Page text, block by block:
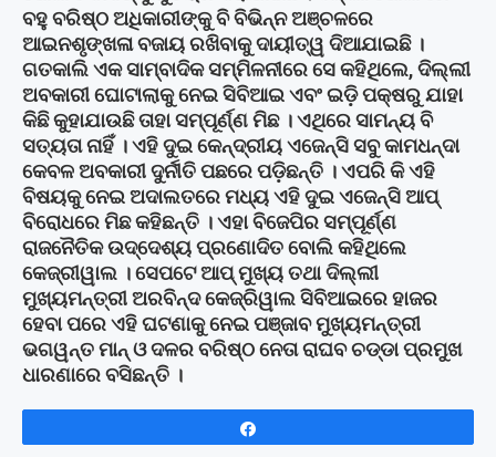
ବହୁ ବରିଷ୍ଠ ଅଧିକାରୀଙ୍କୁ ବି ବିଭିନ୍ନ ଅଞ୍ଚଳରେ
ଆଇନଶୃଙ୍ଖଳା ବଜାୟ ରଖିବାକୁ ଦାୟୀତ୍ୱ ଦିଆଯାଇଛି ।
ଗତକାଲି ଏକ ସାମ୍ବାଦିକ ସମ୍ମିଳନୀରେ ସେ କହିଥିଲେ, ଦିଲ୍ଲୀ
ଅବକାରୀ ଘୋଟାଲାକୁ ନେଇ ସିବିଆଇ ଏବଂ ଇଡ଼ି ପକ୍ଷରୁ ଯାହା
କିଛି କୁହାଯାଉଛି ତାହା ସମ୍ପୂର୍ଣ୍ଣ ମିଛ । ଏଥିରେ ସାମନ୍ୟ ବି
ସତ୍ୟତା ନାହିଁ । ଏହି ଦୁଇ କେନ୍ଦ୍ରୀୟ ଏଜେନ୍ସି ସବୁ କାମଧନ୍ଦା
କେବଳ ଅବକାରୀ ଦୁର୍ନୀତି ପଛରେ ପଡ଼ିଛନ୍ତି । ଏପରି କି ଏହି
ବିଷୟକୁ ନେଇ ଅଦାଲତରେ ମଧ୍ୟ ଏହି ଦୁଇ ଏଜେନ୍ସି ଆପ୍
ବିରୋଧରେ ମିଛ କହିଛନ୍ତି । ଏହା ବିଜେପିର ସମ୍ପୂର୍ଣ୍ଣ
ରାଜନୈତିକ ଉଦ୍ଦେଶ୍ୟ ପ୍ରଣୋଦିତ ବୋଲି କହିଥିଲେ
କେଜ୍ରୀୱାଲ । ସେପଟେ ଆପ୍ ମୁଖ୍ୟ ତଥା ଦିଲ୍ଲୀ
ମୁଖ୍ୟମନ୍ତ୍ରୀ ଅରବିନ୍ଦ କେଜ୍ରିୱାଲ ସିବିଆଇରେ ହାଜର
ହେବା ପରେ ଏହି ଘଟଣାକୁ ନେଇ ପଞ୍ଜାବ ମୁଖ୍ୟମନ୍ତ୍ରୀ
ଭଗୱନ୍ତ ମାନ୍ ଓ ଦଳର ବରିଷ୍ଠ ନେତା ରାଘବ ଚଡ୍ଡା ପ୍ରମୁଖ
ଧାରଣାରେ ବସିଛନ୍ତି ।